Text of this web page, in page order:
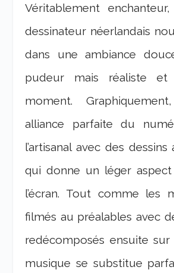
Véritablement
dessinateur néerlandais
dans une ambiance
pudeur mais réaliste et
moment.
alliance parfaite du
l’artisanal avec des
qui donne un léger
l’écran. Tout comme les
filmés au préalables avec
redécomposés ensuite sur
musique se substitue